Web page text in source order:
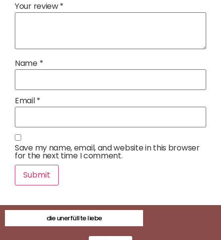
Your review*
Name *
Email*
Save my name, email, and website in this browser
for the next time I comment.
die unerfüllte liebe